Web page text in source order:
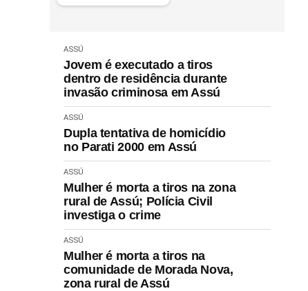
ASSÚ
Jovem é executado a tiros
dentro de residência durante
invasão criminosa em Assú
ASSÚ
Dupla tentativa de homicídio
no Parati 2000 em Assú
ASSÚ
Mulher é morta a tiros na zona
rural de Assú; Polícia Civil
investiga o crime
ASSÚ
Mulher é morta a tiros na
comunidade de Morada Nova,
zona rural de Assú